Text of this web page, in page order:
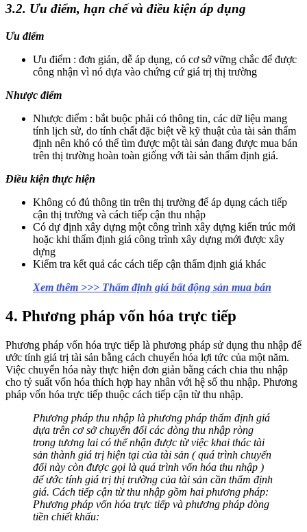
3.2. Ưu điểm, hạn chế và điều kiện áp dụng
Ưu điểm
Ưu điểm : đơn giản, dễ áp dụng, có cơ sở vững chắc để được
công nhận vì nó dựa vào chứng cứ giá trị thị trường
Nhược điểm
Nhược điểm : bắt buộc phải có thông tin, các dữ liệu mang
tính lịch sử, do tính chất đặc biệt về kỹ thuật của tài sản thẩm
định nên khó có thể tìm được một tài sản đang được mua bán
trên thị trường hoàn toàn giống với tài sản thẩm định giá.
Điều kiện thực hiện
Không có đủ thông tin trên thị trường để áp dụng cách tiếp
cận thị trường và cách tiếp cận thu nhập
Có dự định xây dựng một công trình xây dựng kiến trúc mới
hoặc khi thẩm định giá công trình xây dựng mới được xây
dựng
Kiểm tra kết quả các cách tiếp cận thẩm định giá khác
Xem thêm >>> Thẩm định giá bất động sản mua bán
4. Phương pháp vốn hóa trực tiếp
Phương pháp vốn hóa trực tiếp là phương pháp sử dụng thu nhập để
ước tính giá trị tài sản bằng cách chuyển hóa lợi tức của một năm.
Việc chuyển hóa này thực hiện đơn giản bằng cách chia thu nhập
cho tỷ suất vốn hóa thích hợp hay nhân với hệ số thu nhập. Phương
pháp vốn hóa trực tiếp thuộc cách tiếp cận từ thu nhập.
Phương pháp thu nhập là phương pháp thẩm định giá
dựa trên cơ sở chuyển đổi các dòng thu nhập ròng
trong tương lai có thể nhận được từ việc khai thác tài
sản thành giá trị hiện tại của tài sản ( quá trình chuyển
đổi này còn được gọi là quá trình vốn hóa thu nhập )
để ước tính giá trị thị trường của tài sản cần thẩm định
giá. Cách tiếp cận từ thu nhập gồm hai phương pháp:
Phương pháp vốn hóa trực tiếp và phương pháp dòng
tiền chiết khấu: